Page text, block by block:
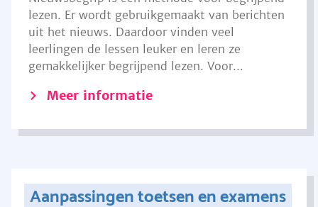
lezen. Er wordt gebruikgemaakt van berichten
uit het nieuws. Daardoor vinden veel
leerlingen de lessen leuker en leren ze
gemakkelijker begrijpend lezen. Voor...
Meer informatie
Aanpassingen toetsen en examens